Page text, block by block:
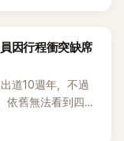
因行程衝突缺席
道10週年，不過
依舊無法看到四人
由Jisoo（智秀）、